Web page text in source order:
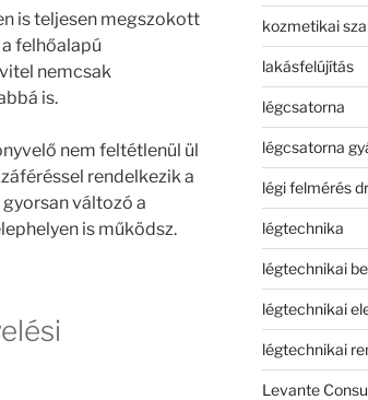
is teljesen megszokott
felhőalapú
nemcsak
is.
nem feltétlenül ül
rendelkezik a
változó a
is működsz.
kozmetikai
lakásfelújítás
légcsatorna
légcsatorna
légi felmérés
légtechnika
légtechnikai
légtechnikai
légtechnikai
Levante